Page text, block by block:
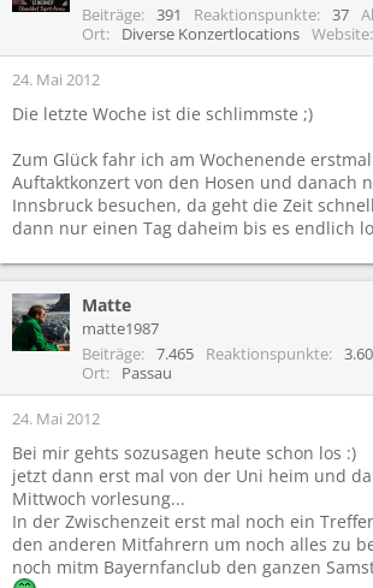
Beiträge
391 Reaktionspunkte 37
Ort
Diverse Konzertlocations Website
24. Mai 2012
Die letzte Woche ist die schlimmste ;)
Zum Glück fahr ich am Wochenende
Auftaktkonzert von den Hosen und danach
Innsbruck besuchen, da geht die Zeit
dann nur einen Tag daheim bis es endlich
Matte
matte1987
Beiträge
7.465 Reaktionspunkte
Ort
Passau
24. Mai 2012
Bei mir gehts sozusagen heute schon los :)
jetzt dann erst mal von der Uni heim und
Mittwoch vorlesung...
In der Zwischenzeit erst mal noch ein
den anderen Mitfahrern um noch alles zu
noch mitm Bayernfanclub den ganzen